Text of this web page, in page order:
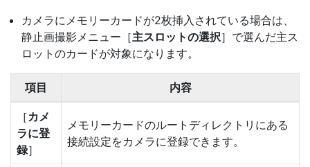
カメラにメモリーカードが2枚挿入されている場合は、
静止画撮影メニュー［主スロットの選択］で選んだ主ス
ロットのカードが対象になります。
項目 内容
［カメ
ラに登
録］
メモリーカードのルートディレクトリにある
接続設定をカメラに登録できます。